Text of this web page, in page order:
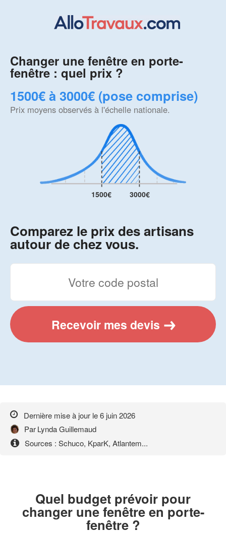
Changer une fenêtre en porte-
fenêtre : quel prix ?
1500€ à 3000€ (pose comprise)
Prix moyens observés à l'échelle nationale.
1500€ 3000€
Comparez le prix des artisans
autour de chez vous.
Recevoir mes devis
Dernière mise à jour le6 juin 2026
ParLynda Guillemaud
Sources : Schuco, KparK, Atlantem...
Quel budget prévoir pour
changer une fenêtre en porte-
fenêtre ?